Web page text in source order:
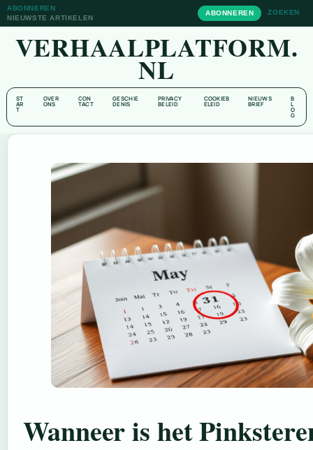
ABONNEREN
NIEUWSTE ARTIKELEN
ABONNEREN ZOEKEN
VERHAALPLATFORM.
NL
ST
AR
T
OVER
ONS
CON
TACT
GESCHIE
DENIS
PRIVACY
BELEID
COOKIEB
ELEID
NIEUWS
BRIEF
B
L
O
G
Wanneer is het